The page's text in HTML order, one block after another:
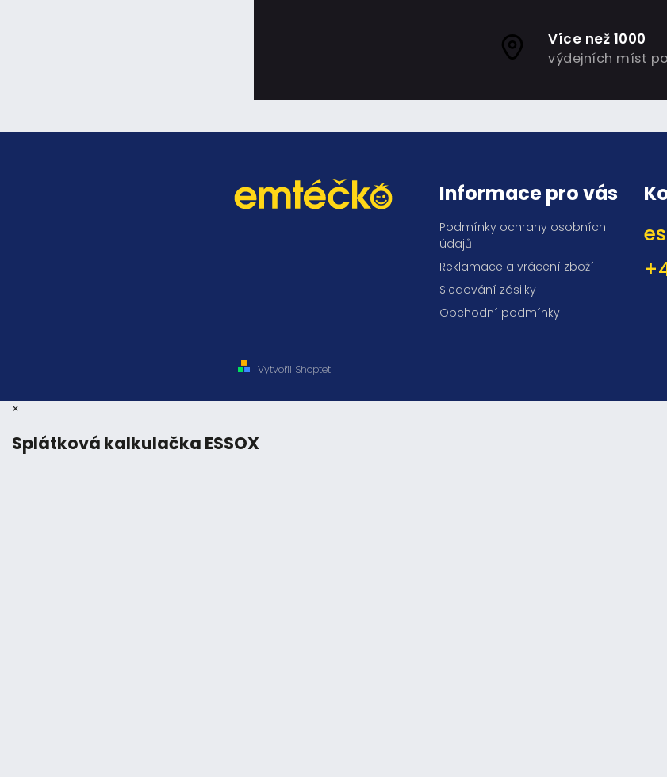
Více než 1000
výdejních míst
Informace pro vás
Podmínky ochrany osobních
údajů
Reklamace a vrácení zboží
Sledování zásilky
Obchodní podmínky
Vytvořil Shoptet
×
Splátková kalkulačka ESSOX